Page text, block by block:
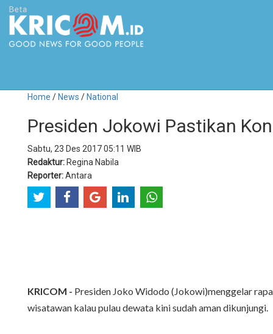
Home / News / National
Presiden Jokowi Pastikan
Sabtu, 23 Des 2017 05:11 WIB
Redaktur: Regina Nabila
Reporter:Antara
KRICOM - Presiden Joko Widodo (Jokowi)menggelar
wisatawan kalau pulau dewata kini sudah aman dikunjungi.